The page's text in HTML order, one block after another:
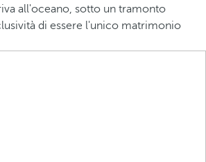
all'oceano, sotto un tramonto
di essere l'unico matrimonio